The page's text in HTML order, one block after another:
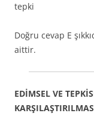
tepki
Doğru cevap E
aittir.
EDİMSEL VE